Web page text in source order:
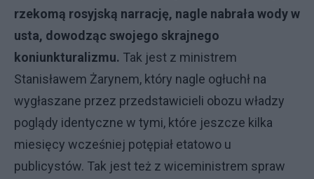
rzekomą rosyjską narrację, nagle nabrała wody w
usta, dowodząc swojego skrajnego
koniunkturalizmu. Tak jest z ministrem
Stanisławem Żarynem, który nagle ogłuchł na
wygłaszane przez przedstawicieli obozu władzy
poglądy identyczne w tymi, które jeszcze kilka
miesięcy wcześniej potępiał etatowo u
publicystów. Tak jest też z wiceministrem spraw